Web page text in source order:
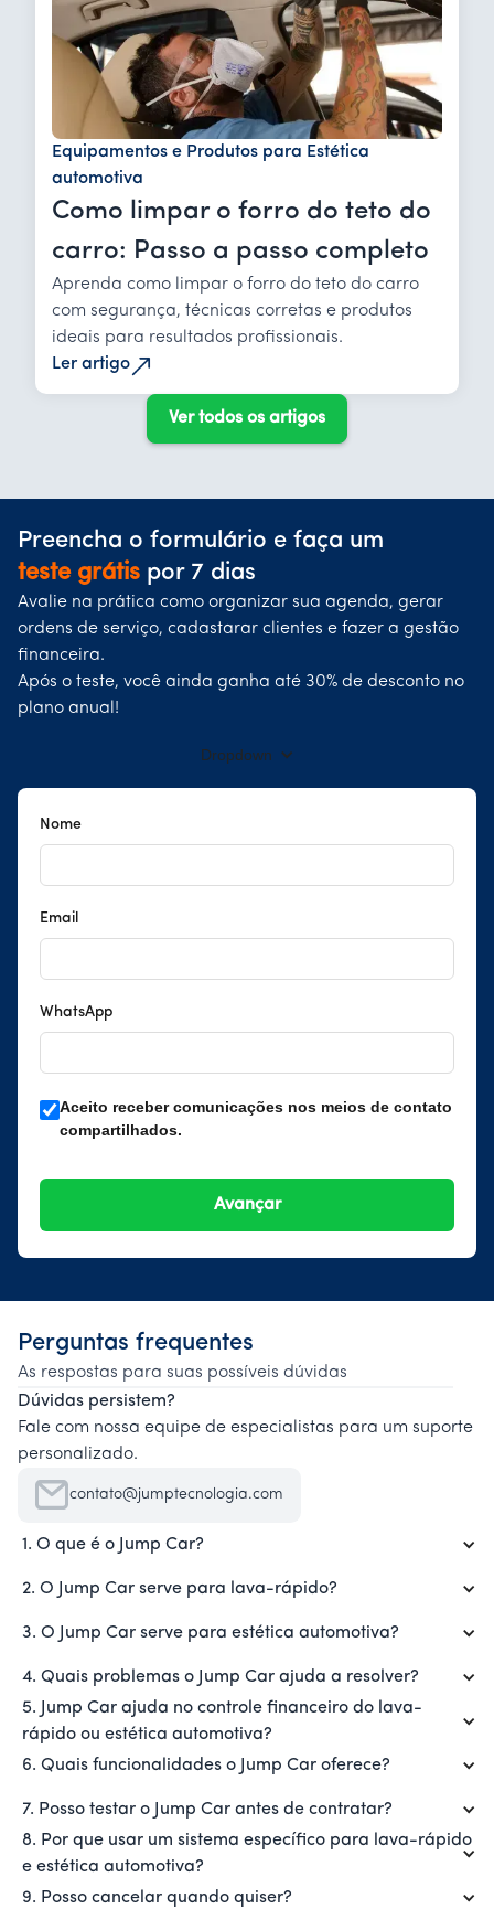
Equipamentos e Produtos para Estética
automotiva
Como limpar o forro do teto do
carro: Passo a passo completo
Aprenda como limpar o forro do teto do carro
com segurança, técnicas corretas e produtos
ideais para resultados profissionais.
Ler artigo
Ver todos os artigos
Preencha o formulário e faça um
teste grátis por 7 dias
Avalie na prática como organizar sua agenda, gerar
ordens de serviço, cadastarar clientes e fazer a gestão
financeira.
Após o teste, você ainda ganha até 30% de desconto no
plano anual!
Dropdown
Nome
Email
WhatsApp
Aceito receber comunicações nos meios de contato
compartilhados.
Perguntas frequentes
As respostas para suas possíveis dúvidas
Dúvidas persistem?
Fale com nossa equipe de especialistas para um suporte
personalizado.
contato@jumptecnologia.com
1. O que é o Jump Car?
2. O Jump Car serve para lava-rápido?
3. O Jump Car serve para estética automotiva?
4. Quais problemas o Jump Car ajuda a resolver?
5. Jump Car ajuda no controle financeiro do lava-
rápido ou estética automotiva?
6. Quais funcionalidades o Jump Car oferece?
7. Posso testar o Jump Car antes de contratar?
8. Por que usar um sistema específico para lava-rápido
e estética automotiva?
9. Posso cancelar quando quiser?